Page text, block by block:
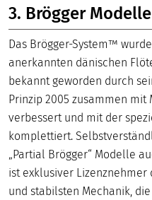
3. Brögger Modelle
Das Brögger-System™
anerkannten dänischen
bekannt geworden durch
Prinzip 2005 zusammen mit
verbessert und mit der
komplettiert.
„Partial Brögger“ Modelle
ist exklusiver
und stabilsten Mechanik,